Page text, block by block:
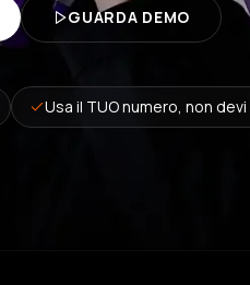
GUARDA DEMO
Usa il TUO numero, non